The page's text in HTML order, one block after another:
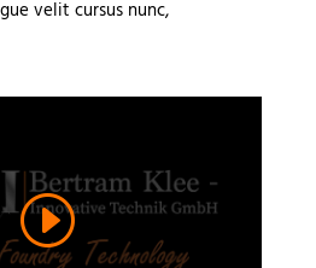
velit cursus nunc,